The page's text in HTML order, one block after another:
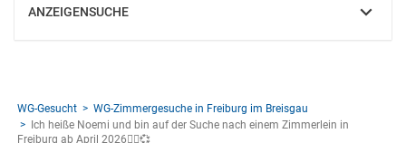
ANZEIGENSUCHE
EINBLENDEN
WG-Gesucht
WG-Zimmergesuche in Freiburg im Breisgau
Ich heiße Noemi und bin auf der Suche nach einem Zimmerlein in
Freiburg ab April 2026🧘‍♀️💞